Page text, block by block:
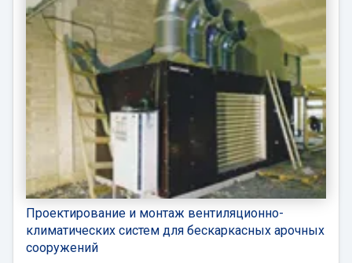
Проектирование и монтаж вентиляционно-
климатических систем для бескаркасных арочных
сооружений